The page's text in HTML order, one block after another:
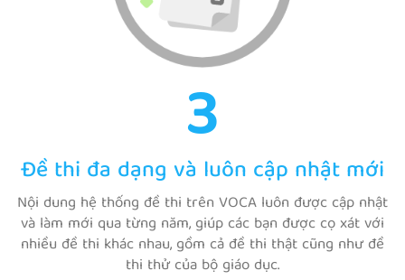
3
Đề thi đa dạng và luôn cập nhật mới
Nội dung hệ thống đề thi trên VOCA luôn được cập nhật
và làm mới qua từng năm, giúp các bạn được cọ xát với
nhiều đề thi khác nhau, gồm cả đề thi thật cũng như đề
thi thử của bộ giáo dục.